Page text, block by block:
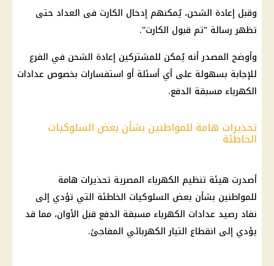
وقبل إعادة الشحن، يُمكنهم إدخال الكارت فى العداد حتى
تظهر رسالة "تم قبول الكارت".
وأوضح المصدر أنه يُمكن للمشتركين إعادة الشحن في الفرع
للإجابة بسهولة على أي أسئلة أو استفسارات بخصوص عدادات
الكهرباء مسبقة الدفع.
تحذيرات هامة للمواطنين بشأن بعض السلوكيات
الخاطئة
أصدرت هيئة تنظيم الكهرباء المصرية تحذيرات هامة
للمواطنين بشأن بعض السلوكيات الخاطئة التي تؤدي إلى
نفاد رصيد عدادات الكهرباء مسبقة الدفع قبل الأوان، مما قد
يؤدي إلى انقطاع التيار الكهربائي المفاجئ.